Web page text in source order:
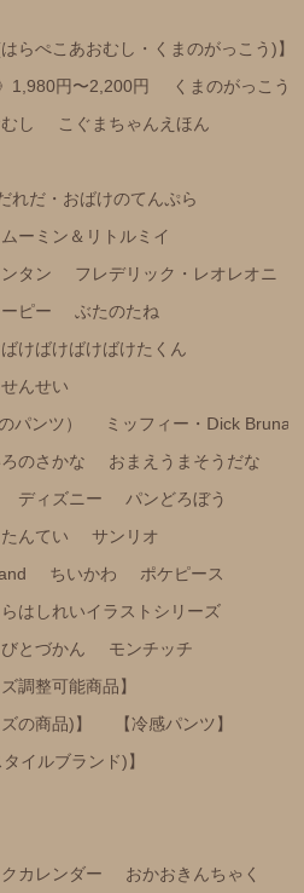
リーズ
ズの商品)】
のパッケージセット）
なでまんぷくまくまく）
らぺこあおむし・くまのがっこう)】
1,980円〜2,200円
くまのがっこう
し
こぐまちゃんえほん
れだ・おばけのてんぷら
ムーミン＆リトルミイ
ンタン
フレデリック・レオレオニ
ピー
ぶたのたね
けばけばけばけたくん
んせい
パンツ）
ミッフィー・Ⅾick Bruna
のさかな
おまえうまそうだな
ディズニー
パンどろぼう
んてい
サンリオ
ちいかわ
ポケピース
らはしれいイラストシリーズ
びとづかん
モンチッチ
ズ調整可能商品】
の商品)】
【冷感パンツ】
イルブランド)】
カレンダー
おかおきんちゃく